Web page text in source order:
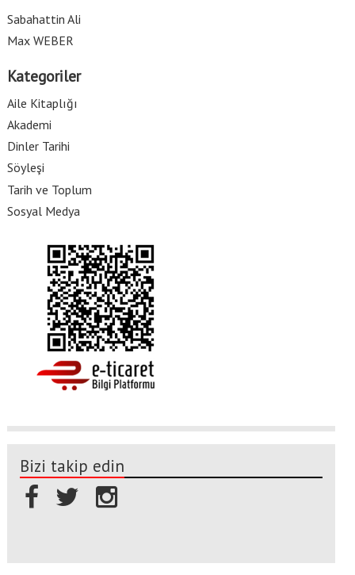
Sabahattin Ali
Max WEBER
Kategoriler
Aile Kitaplığı
Akademi
Dinler Tarihi
Söyleşi
Tarih ve Toplum
Sosyal Medya
Bizi takip edin